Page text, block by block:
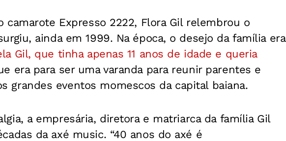
camarote Expresso 2222, Flora Gil relembrou o
ainda em 1999. Na época, o desejo da família era
Gil, que tinha apenas 11 anos de idade e queria
era para ser uma varanda para reunir parentes e
grandes eventos momescos da capital baiana.
a empresária, diretora e matriarca da família Gil
da axé music. “40 anos do axé é